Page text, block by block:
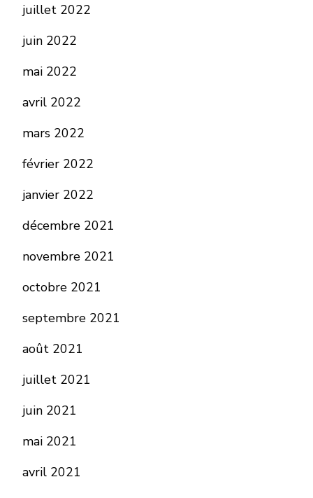
juillet 2022
juin 2022
mai 2022
avril 2022
mars 2022
février 2022
janvier 2022
décembre 2021
novembre 2021
octobre 2021
septembre 2021
août 2021
juillet 2021
juin 2021
mai 2021
avril 2021